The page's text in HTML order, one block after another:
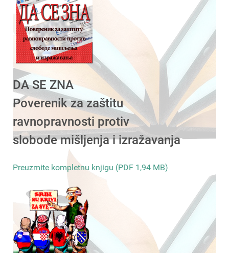
DA SE ZNA
Poverenik za zaštitu
ravnopravnosti protiv
slobode mišljenja i izražavanja
Preuzmite kompletnu knjigu (PDF 1,94 MB)